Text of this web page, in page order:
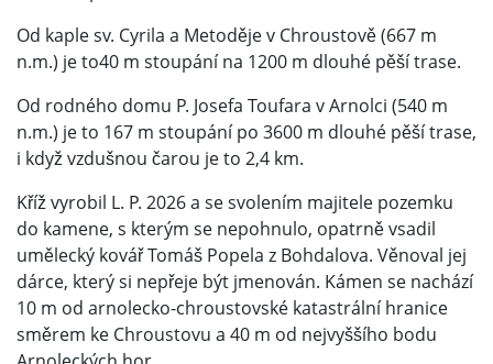
Od kaple sv. Cyrila a Metoděje v Chroustově (667 m
n.m.) je to40 m stoupání na 1200 m dlouhé pěší trase.
Od rodného domu P. Josefa Toufara v Arnolci (540 m
n.m.) je to 167 m stoupání po 3600 m dlouhé pěší trase,
i když vzdušnou čarou je to 2,4 km.
Kříž vyrobil L. P. 2026 a se svolením majitele pozemku
do kamene, s kterým se nepohnulo, opatrně vsadil
umělecký kovář Tomáš Popela z Bohdalova. Věnoval jej
dárce, který si nepřeje být jmenován. Kámen se nachází
10 m od arnolecko-chroustovské katastrální hranice
směrem ke Chroustovu a 40 m od nejvyššího bodu